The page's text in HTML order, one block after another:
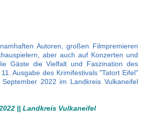
Autoren, großen Filmpremieren
aber auch auf Konzerten und
Gäste die Vielfalt und Faszination des
Ausgabe des Krimifestivals "Tatort Eifel"
2022 im Landkreis Vulkaneifel
|| Landkreis Vulkaneifel